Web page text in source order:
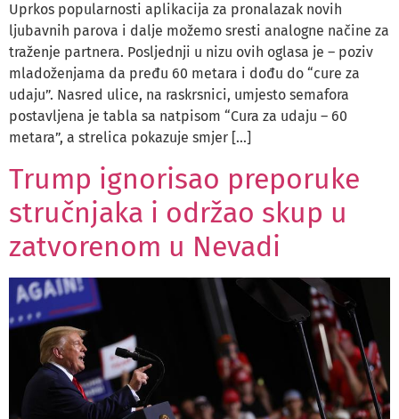
Uprkos popularnosti aplikacija za pronalazak novih
ljubavnih parova i dalje možemo sresti analogne načine za
traženje partnera. Posljednji u nizu ovih oglasa je – poziv
mladoženjama da pređu 60 metara i dođu do “cure za
udaju”. Nasred ulice, na raskrsnici, umjesto semafora
postavljena je tabla sa natpisom “Cura za udaju – 60
metara”, a strelica pokazuje smjer […]
Trump ignorisao preporuke
stručnjaka i održao skup u
zatvorenom u Nevadi